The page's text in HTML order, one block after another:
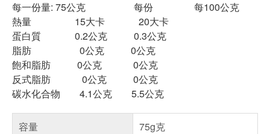
每一份量: 75公克 每份 每100公克
熱量 15大卡 20大卡
蛋白質 0.2公克 0.3公克
脂肪 0公克 0公克
飽和脂肪 0公克 0公克
反式脂肪 0公克 0公克
碳水化合物 4.1公克 5.5公克
容量
75g克